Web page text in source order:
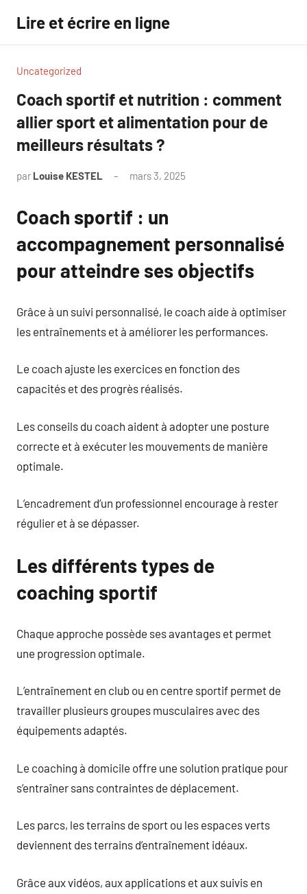
contenu
Lire et écrire en ligne
Uncategorized
Coach sportif et nutrition : comment
allier sport et alimentation pour de
meilleurs résultats ?
par Louise KESTEL mars 3, 2025
Coach sportif : un
accompagnement personnalisé
pour atteindre ses objectifs
Grâce à un suivi personnalisé, le coach aide à optimiser
les entraînements et à améliorer les performances.
Le coach ajuste les exercices en fonction des
capacités et des progrès réalisés.
Les conseils du coach aident à adopter une posture
correcte et à exécuter les mouvements de manière
optimale.
L’encadrement d’un professionnel encourage à rester
régulier et à se dépasser.
Les différents types de
coaching sportif
Chaque approche possède ses avantages et permet
une progression optimale.
L’entraînement en club ou en centre sportif permet de
travailler plusieurs groupes musculaires avec des
équipements adaptés.
Le coaching à domicile offre une solution pratique pour
s’entraîner sans contraintes de déplacement.
Les parcs, les terrains de sport ou les espaces verts
deviennent des terrains d’entraînement idéaux.
Grâce aux vidéos, aux applications et aux suivis en